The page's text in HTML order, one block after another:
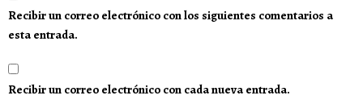
Recibir un correo electrónico con los siguientes comentarios a
esta entrada.
Recibir un correo electrónico con cada nueva entrada.